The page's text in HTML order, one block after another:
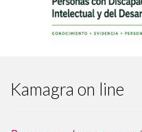
Kamagra on line